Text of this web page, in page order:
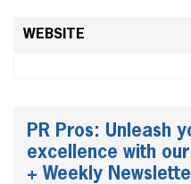
WEBSITE
PR Pros: Unleash
excellence with
+ Weekly